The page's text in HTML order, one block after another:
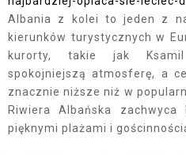
Albania z kolei to jeden z
kierunków turystycznych w
kurorty, takie jak
spokojniejszą atmosferę, a
znacznie niższe niż w
Riwiera Albańska
pięknymi plażami i